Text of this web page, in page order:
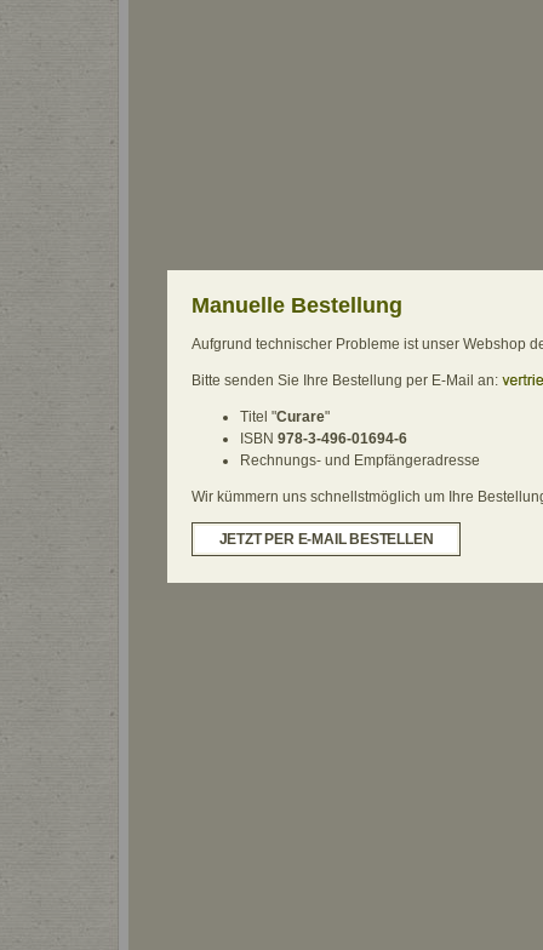
Manuelle Bestellung
Aufgrund technischer Probleme ist unser Webshop
Bitte senden Sie Ihre Bestellung per E-Mail an:
Titel "Curare"
ISBN 978-3-496-01694-6
Rechnungs- und Empfängeradresse
Wir kümmern uns schnellstmöglich um Ihre
JETZT PER E-MAIL BESTELLEN